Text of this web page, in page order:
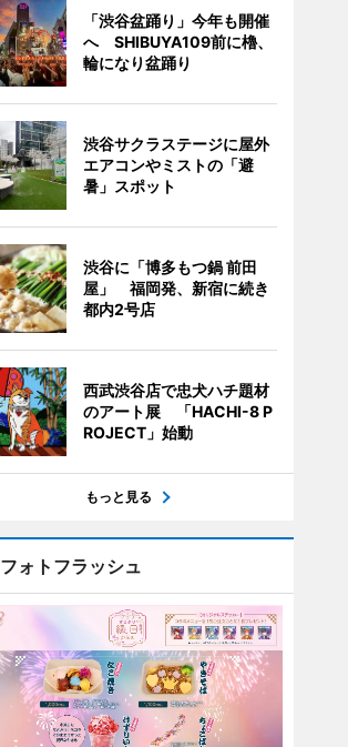
「渋谷盆踊り」今年も開催
へ SHIBUYA109前に櫓、
輪になり盆踊り
渋谷サクラステージに屋外
エアコンやミストの「避
暑」スポット
渋谷に「博多もつ鍋 前田
屋」 福岡発、新宿に続き
都内2号店
西武渋谷店で忠犬ハチ題材
のアート展 「HACHI-8 P
ROJECT」始動
もっと見る
フォトフラッシュ